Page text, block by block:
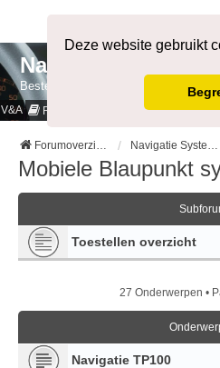
Deze website gebruikt
NavigatieForum
Bestemming bereikt.
V&A Regels
Forumoverzicht Navigatie Systemen op merk
Mobiele Blaupunkt
Toestellen overzicht
27 Onderwerpen •
Navigatie TP100